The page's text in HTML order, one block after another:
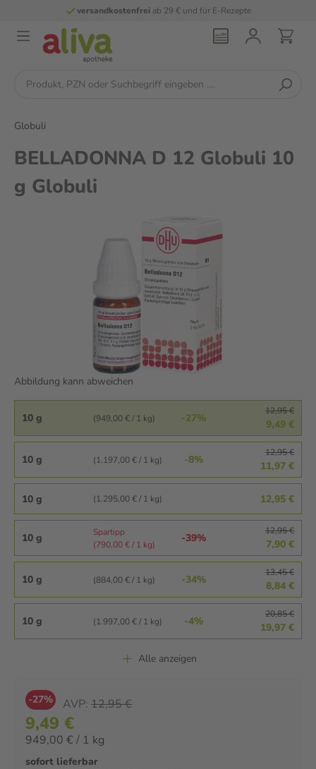
versandkostenfreiab 29 € und für E-Rezepte
Globuli
BELLADONNA D 12 Globuli 10
g Globuli
Abbildung kann abweichen
10 g (949,00 € / 1 kg) -27%
12,95 €
9,49 €
10 g (1.197,00 € / 1 kg) -8%
12,95 €
11,97 €
10 g (1.295,00 € / 1 kg) 12,95 €
10 g
Spartipp
(790,00 € / 1 kg)
-39%
12,95 €
7,90 €
10 g (884,00 € / 1 kg) -34%
13,45 €
8,84 €
10 g (1.997,00 € / 1 kg) -4%
20,85 €
19,97 €
Alle anzeigen
-27% AVP: 12,95 €
9,49 €
949,00 € / 1 kg
sofort lieferbar